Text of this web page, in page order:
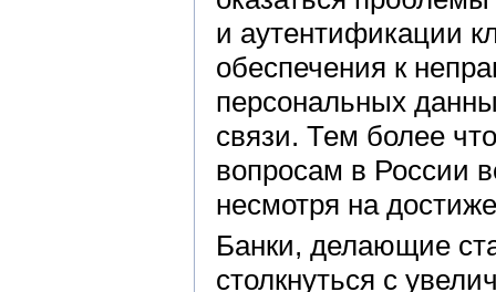
и аутентификации
обеспечения к
персональных
связи. Тем более
вопросам в России
несмотря на
Банки, делающие
столкнуться с